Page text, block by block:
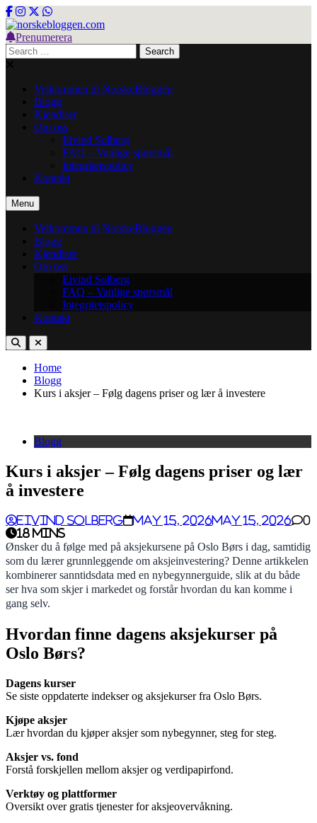
Skip
to
content
norskebloggen.com
Prenumerera
Search
for:
Velkommen til NorskeBloggen
Blogg
Kjendiser
Om oss
Eivind Solberg
FAQ – Vanlige spørsmål
Integritetspolicy
Kontakt
Menu
Velkommen til NorskeBloggen
Blogg
Kjendiser
Om oss
Eivind Solberg
FAQ – Vanlige spørsmål
Integritetspolicy
Kontakt
Home
Blogg
Kurs i aksjer – Følg dagens priser og lær å investere
Blogg
Kurs i aksjer – Følg dagens priser og lær
å investere
Eivind Solberg May 15, 2026May 15, 2026
0
18 mins
Ønsker du å følge med på aksjekursene på Oslo Børs i dag, samtidig
som du lærer grunnleggende om aksjeinvestering? Denne artikkelen
kombinerer sanntidsdata med en nybegynnerguide, slik at du både
ser hva som skjer i markedet og forstår hvordan du kan komme i
gang selv.
Hvordan finne dagens aksjekurser på
Oslo Børs?
Dagens kurser
Se siste oppdaterte indekser og aksjekurser fra Oslo Børs.
Kjøpe aksjer
Lær hvordan du kjøper aksjer som nybegynner, steg for steg.
Aksjer vs. fond
Forstå forskjellen mellom aksjer og verdipapirfond.
Verktøy og plattformer
Oversikt over gratis tjenester for aksjeovervåkning.